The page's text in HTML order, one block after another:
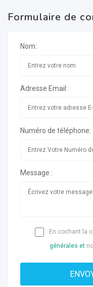
Formulaire de
Nom:
Adresse Email:
Numéro de téléphone:
Message :
En cochant la
générales et